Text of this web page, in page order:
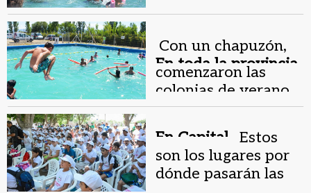
En toda la provincia.
Con un chapuzón,
comenzaron las
colonias de verano
En Capital .
Estos
son los lugares por
dónde pasarán las